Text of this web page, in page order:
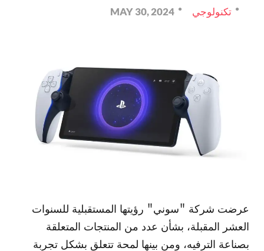
تكنولوجي MAY 30, 2024
عرضت شركة "سوني" رؤيتها المستقبلية للسنوات
العشر المقبلة، بشأن عدد من المنتجات المتعلقة
بصناعة الترفيه، ومن بينها لمحة تتعلق بشكل تجربة